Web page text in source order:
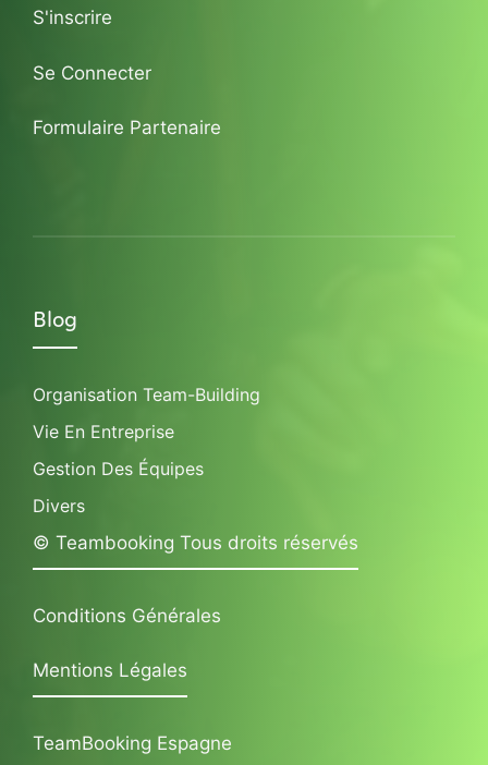
S'inscrire
Se Connecter
Formulaire Partenaire
Blog
Organisation Team-Building
Vie En Entreprise
Gestion Des Équipes
Divers
© Teambooking Tous droits réservés
Conditions Générales
Mentions Légales
TeamBooking Espagne